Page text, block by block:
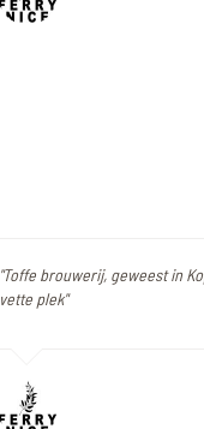
"Toffe brouwerij, geweest in
vette plek"